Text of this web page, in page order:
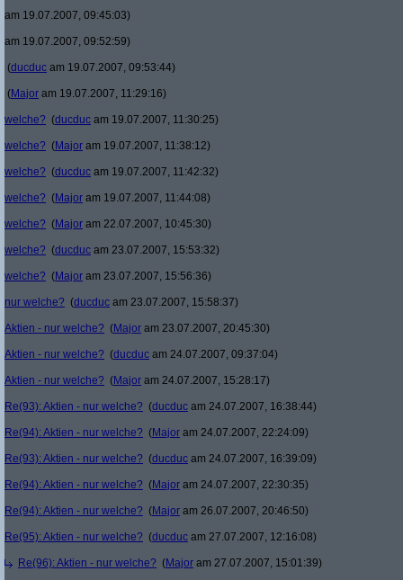
am 19.07.2007, 09:45:03)
am 19.07.2007, 09:52:59)
(ducduc am 19.07.2007, 09:53:44)
(Major am 19.07.2007, 11:29:16)
welche? (ducduc am 19.07.2007, 11:30:25)
welche? (Major am 19.07.2007, 11:38:12)
welche? (ducduc am 19.07.2007, 11:42:32)
welche? (Major am 19.07.2007, 11:44:08)
welche? (Major am 22.07.2007, 10:45:30)
welche? (ducduc am 23.07.2007, 15:53:32)
welche? (Major am 23.07.2007, 15:56:36)
nur welche? (ducduc am 23.07.2007, 15:58:37)
Aktien - nur welche? (Major am 23.07.2007, 20:45:30)
Aktien - nur welche? (ducduc am 24.07.2007, 09:37:04)
Aktien - nur welche? (Major am 24.07.2007, 15:28:17)
Re(93): Aktien - nur welche? (ducduc am 24.07.2007, 16:38:44)
Re(94): Aktien - nur welche? (Major am 24.07.2007, 22:24:09)
Re(93): Aktien - nur welche? (ducduc am 24.07.2007, 16:39:09)
Re(94): Aktien - nur welche? (Major am 24.07.2007, 22:30:35)
Re(94): Aktien - nur welche? (Major am 26.07.2007, 20:46:50)
Re(95): Aktien - nur welche? (ducduc am 27.07.2007, 12:16:08)
Re(96): Aktien - nur welche? (Major am 27.07.2007, 15:01:39)